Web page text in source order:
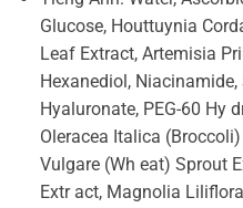
Glucose, Houttuynia
Leaf Extract, Artemisia
Hexanediol,
Hyaluronate, PEG-60 Hy
Oleracea Italica
Vulgare (Wh eat) Sprout
Extr act, Magnolia